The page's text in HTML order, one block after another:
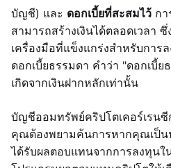
บัญชี) และ ดอกเบี้ยที่สะสมไว้ ก
สามารถสร้างเงินได้ตลอดเวลา
เครื่องมือที่แข็งแกร่งสำหรับการ
ดอกเบี้ยธรรมดา คำว่า "ดอกเบี้
เกิดจากเงินฝากหลักเท่านั้น
บัญชีออมทรัพย์คริปโตเคอร์เรนซี
คุณต้องพยามค้นการหากคุณเป็น
ได้รับผลตอบแทนจากการลงทุน